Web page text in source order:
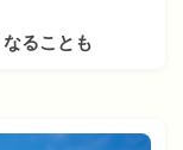
ることも